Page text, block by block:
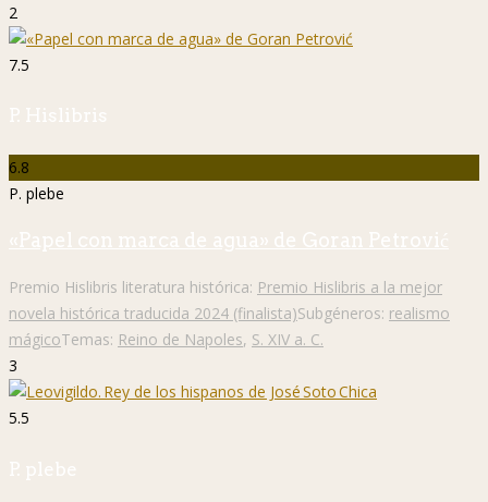
2
7.5
P. Hislibris
6.8
P. plebe
«Papel con marca de agua» de Goran Petrović
Premio Hislibris literatura histórica: Premio Hislibris a la mejor
novela histórica traducida 2024 (finalista)Subgéneros: realismo
mágicoTemas: Reino de Napoles, S. XIV a. C.
3
5.5
P. plebe